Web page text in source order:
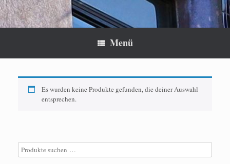
Menü
Es wurden keine Produkte gefunden, die deiner Auswahl
entsprechen.